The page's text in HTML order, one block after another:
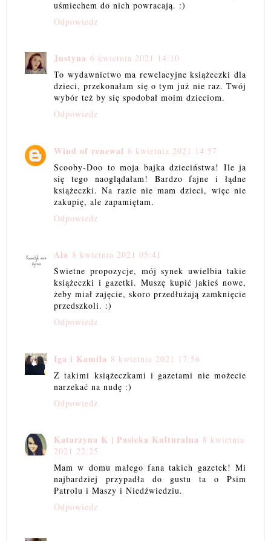
uśmiechem do nich powracają. :)
Odpowiedz
Justyna 6 kwietnia 2021 14:10
To wydawnictwo ma rewelacyjne książeczki dla
dzieci, przekonałam się o tym już nie raz. Twój
wybór też by się spodobał moim dzieciom.
Odpowiedz
Wind of renewal 6 kwietnia 2021 14:57
Scooby-Doo to moja bajka dzieciństwa! Ile ja
się tego naoglądałam! Bardzo fajne i łądne
książeczki. Na razie nie mam dzieci, więc nie
zakupię, ale zapamiętam.
Odpowiedz
Ala 8 kwietnia 2021 05:41
Świetne propozycje, mój synek uwielbia takie
książeczki i gazetki. Muszę kupić jakieś nowe,
żeby miał zajęcie, skoro przedłużają zamknięcie
przedszkoli. :)
Odpowiedz
Iga i Kamila 8 kwietnia 2021 17:56
Z takimi książeczkami i gazetami nie możecie
narzekać na nudę :)
Odpowiedz
Katarzyna K | Pasieka Kulturalna 8 kwietnia
2021 22:25
Mam w domu małego fana takich gazetek! Mi
najbardziej przypadła do gustu ta o Psim
Patrolu i Maszy i Niedźwiedziu.
Odpowiedz